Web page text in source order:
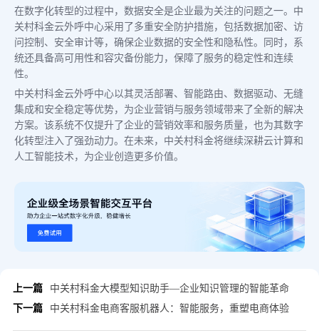
在数字化转型的过程中，数据安全是企业最为关注的问题之一。中
关村科金云外呼中心采用了多重安全防护措施，包括数据加密、访
问控制、安全审计等，确保企业数据的安全性和隐私性。同时，系
统还具备高可用性和容灾备份能力，保障了服务的稳定性和连续
性。
中关村科金云外呼中心以其灵活部署、智能路由、数据驱动、无缝
集成和安全稳定等优势，为企业营销与服务领域带来了全新的解决
方案。该系统不仅提升了企业的营销效率和服务质量，也为其数字
化转型注入了强劲动力。在未来，中关村科金将继续深耕云计算和
人工智能技术，为企业创造更多价值。
上一篇
中关村科金大模型知识助手—企业知识管理的智能革命
下一篇
中关村科金电商客服机器人：智能服务，重塑电商体验